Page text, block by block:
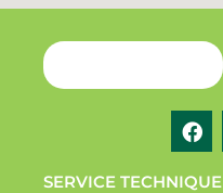
SERVICE TECHNIQUE